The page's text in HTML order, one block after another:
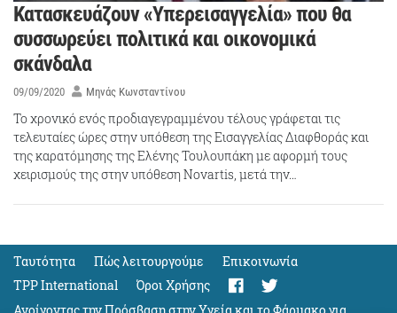
Κατασκευάζουν «Υπερεισαγγελία» που θα
συσσωρεύει πολιτικά και οικονομικά
σκάνδαλα
09/09/2020 Μηνάς Κωνσταντίνου
Το χρονικό ενός προδιαγεγραμμένου τέλους γράφεται τις
τελευταίες ώρες στην υπόθεση της Εισαγγελίας Διαφθοράς και
της καρατόμησης της Ελένης Τουλουπάκη με αφορμή τους
χειρισμούς της στην υπόθεση Novartis, μετά την…
Ταυτότητα Πώς λειτουργούμε
Eπικοινωνία
TPP International
Όροι Χρήσης